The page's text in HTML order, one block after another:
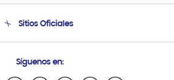
Condiciones de Compra
Soporte vía eMail
Sitios Oficiales
Samsung Ecuador
Síguenos en: